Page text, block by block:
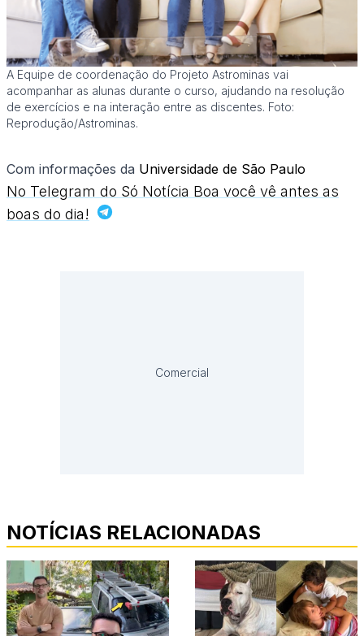
A Equipe de coordenação do Projeto Astrominas vai
acompanhar as alunas durante o curso, ajudando na resolução
de exercícios e na interação entre as discentes. Foto:
Reprodução/Astrominas.
Com informações da Universidade de São Paulo
No Telegram do Só Notícia Boa você vê antes as
boas do dia!
Comercial
NOTÍCIAS RELACIONADAS